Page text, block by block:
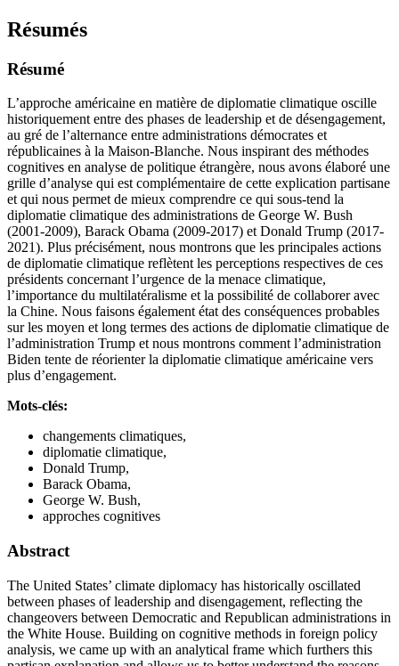
Résumés
Résumé
L’approche américaine en matière de diplomatie climatique oscille
historiquement entre des phases de leadership et de désengagement,
au gré de l’alternance entre administrations démocrates et
républicaines à la Maison-Blanche. Nous inspirant des méthodes
cognitives en analyse de politique étrangère, nous avons élaboré une
grille d’analyse qui est complémentaire de cette explication partisane
et qui nous permet de mieux comprendre ce qui sous-tend la
diplomatie climatique des administrations de George W. Bush
(2001-2009), Barack Obama (2009-2017) et Donald Trump (2017-
2021). Plus précisément, nous montrons que les principales actions
de diplomatie climatique reflètent les perceptions respectives de ces
présidents concernant l’urgence de la menace climatique,
l’importance du multilatéralisme et la possibilité de collaborer avec
la Chine. Nous faisons également état des conséquences probables
sur les moyen et long termes des actions de diplomatie climatique de
l’administration Trump et nous montrons comment l’administration
Biden tente de réorienter la diplomatie climatique américaine vers
plus d’engagement.
Mots-clés:
changements climatiques,
diplomatie climatique,
Donald Trump,
Barack Obama,
George W. Bush,
approches cognitives
Abstract
The United States’ climate diplomacy has historically oscillated
between phases of leadership and disengagement, reflecting the
changeovers between Democratic and Republican administrations in
the White House. Building on cognitive methods in foreign policy
analysis, we came up with an analytical frame which furthers this